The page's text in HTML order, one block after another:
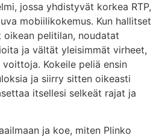
jossa yhdistyvät korkea RTP,
mobiilikokemus. Kun hallitset
oikean pelitilan, noudatat
ja vältät yleisimmät virheet,
Kokeile peliä ensin
ja siirry sitten oikeasti
itsellesi selkeät rajat ja
ja koe, miten Plinko